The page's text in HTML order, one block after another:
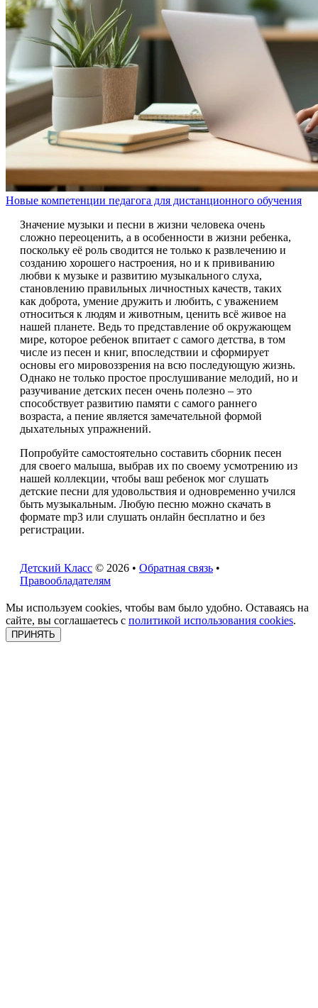
Новые компетенции педагога для дистанционного обучения
Значение музыки и песни в жизни человека очень
сложно переоценить, а в особенности в жизни ребенка,
поскольку её роль сводится не только к развлечению и
созданию хорошего настроения, но и к прививанию
любви к музыке и развитию музыкального слуха,
становлению правильных личностных качеств, таких
как доброта, умение дружить и любить, с уважением
относиться к людям и животным, ценить всё живое на
нашей планете. Ведь то представление об окружающем
мире, которое ребенок впитает с самого детства, в том
числе из песен и книг, впоследствии и сформирует
основы его мировоззрения на всю последующую жизнь.
Однако не только простое прослушивание мелодий, но и
разучивание детских песен очень полезно – это
способствует развитию памяти с самого раннего
возраста, а пение является замечательной формой
дыхательных упражнений.
Попробуйте самостоятельно составить сборник песен
для своего малыша, выбрав их по своему усмотрению из
нашей коллекции, чтобы ваш ребенок мог слушать
детские песни для удовольствия и одновременно учился
быть музыкальным. Любую песню можно скачать в
формате mp3 или слушать онлайн бесплатно и без
регистрации.
Детский Класс © 2026 • Обратная связь •
Правообладателям
Мы используем cookies, чтобы вам было удобно. Оставаясь на
сайте, вы соглашаетесь с политикой использования cookies.
ПРИНЯТЬ